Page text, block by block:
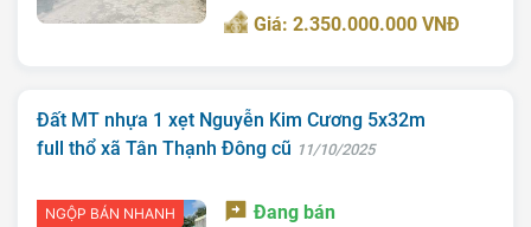
Giá: 2.350.000.000 VNĐ
Đất MT nhựa 1 xẹt Nguyễn Kim Cương 5x32m
full thổ xã Tân Thạnh Đông cũ 11/10/2025
NGỘP BÁN NHANH
Đang bán